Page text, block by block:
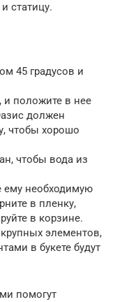
статицу.
45 градусов и
и положите в нее
должен
чтобы хорошо
чтобы вода из
ему необходимую
в пленку,
в корзине.
элементов,
в букете будут
помогут